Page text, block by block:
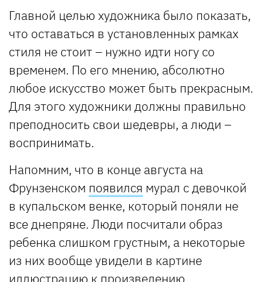
Главной целью художника было показать,
что оставаться в установленных рамках
стиля не стоит – нужно идти ногу со
временем. По его мнению, абсолютно
любое искусство может быть прекрасным.
Для этого художники должны правильно
преподносить свои шедевры, а люди –
воспринимать.
Напомним, что в конце августа на
Фрунзенском появился мурал с девочкой
в купальском венке, который поняли не
все днепряне. Люди посчитали образ
ребенка слишком грустным, а некоторые
из них вообще увидели в картине
иллюстрацию к произведению